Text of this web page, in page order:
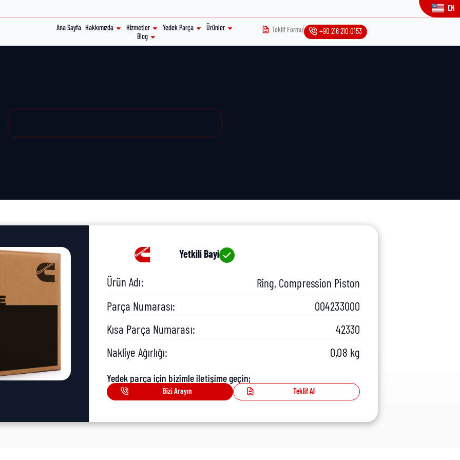
EN
Ana Sayfa Hakkımızda Hizmetler Yedek Parça
Ürünler
Blog
Teklif Formu +90 216 210 0153
Yetkili Bayi
Ürün Adı:
Ring, Compression Piston
Parça Numarası:
004233000
Kısa Parça Numarası:
42330
Nakliye Ağırlığı:
0,08 kg
Yedek parça için bizimle iletişime geçin;
Bizi Arayın Teklif Al